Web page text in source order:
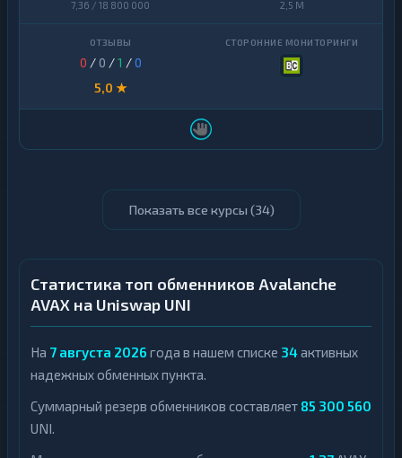
7,36 / 18 800 000 2,5 M
0 / 0 /1 /0
5,0 ★
Показать все курсы (34)
Статистика топ обменников Avalanche
AVAX на Uniswap UNI
На 7 августа 2026 года в нашем списке 34активных
надежных обменных пункта.
Суммарный резерв обменников составляет 85 300 560
UNI.